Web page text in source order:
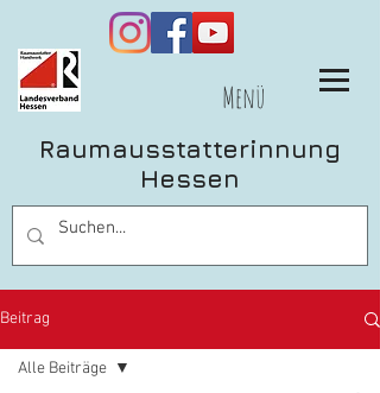
Menü
Raumausstatterinnung
Hessen
Beitrag
Alle Beiträge